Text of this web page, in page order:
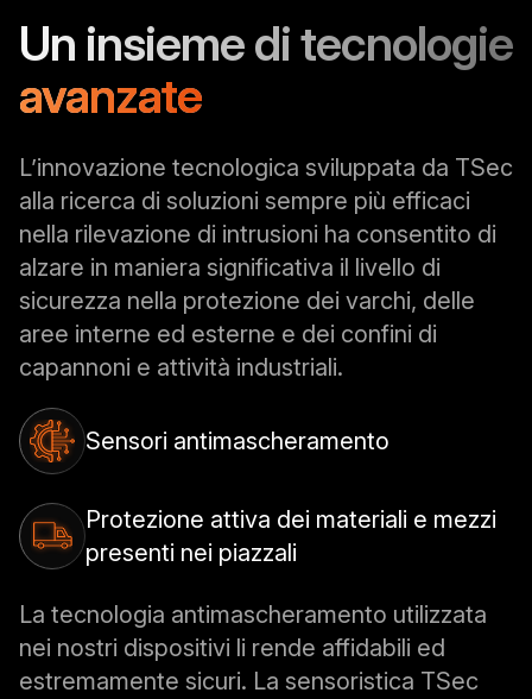
Un insieme di tecnologie
avanzate
L’innovazione tecnologica sviluppata da TSec
alla ricerca di soluzioni sempre più efficaci
nella rilevazione di intrusioni ha consentito di
alzare in maniera significativa il livello di
sicurezza nella protezione dei varchi, delle
aree interne ed esterne e dei confini di
capannoni e attività industriali.
Sensori antimascheramento
Protezione attiva dei materiali e mezzi
presenti nei piazzali
La tecnologia antimascheramento utilizzata
nei nostri dispositivi li rende affidabili ed
estremamente sicuri. La sensoristica TSec